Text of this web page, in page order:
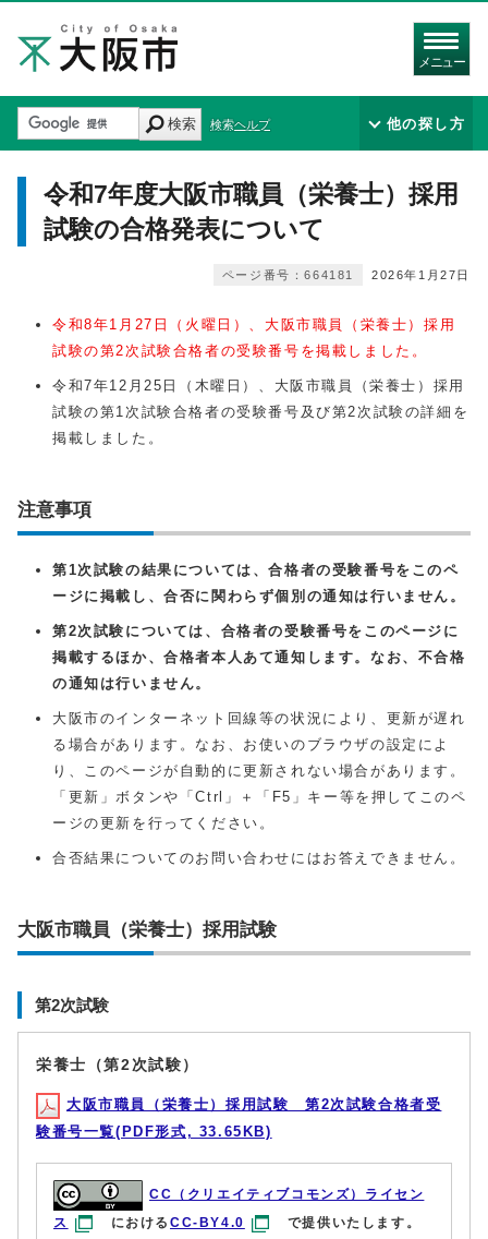
メニュー
検索 検索ヘルプ 他の探し方
令和7年度大阪市職員（栄養士）採用
試験の合格発表について
2026年1月27日
ページ番号：664181
令和8年1月27日（火曜日）、大阪市職員（栄養士）採用
試験の第2次試験合格者の受験番号を掲載しました。
令和7年12月25日（木曜日）、大阪市職員（栄養士）採用
試験の第1次試験合格者の受験番号及び第2次試験の詳細を
掲載しました。
注意事項
第1次試験の結果については、合格者の受験番号をこのペ
ージに掲載し、合否に関わらず個別の通知は行いません。
第2次試験については、合格者の受験番号をこのページに
掲載するほか、合格者本人あて通知します。なお、不合格
の通知は行いません。
大阪市のインターネット回線等の状況により、更新が遅れ
る場合があります。なお、お使いのブラウザの設定によ
り、このページが自動的に更新されない場合があります。
「更新」ボタンや「Ctrl」＋「F5」キー等を押してこのペ
ージの更新を行ってください。
合否結果についてのお問い合わせにはお答えできません。
大阪市職員（栄養士）採用試験
第2次試験
栄養士（第2次試験）
大阪市職員（栄養士）採用試験 第2次試験合格者受
験番号一覧(PDF形式, 33.65KB)
CC（クリエイティブコモンズ）ライセン
ス
におけるCC-BY4.0 で提供いたします。